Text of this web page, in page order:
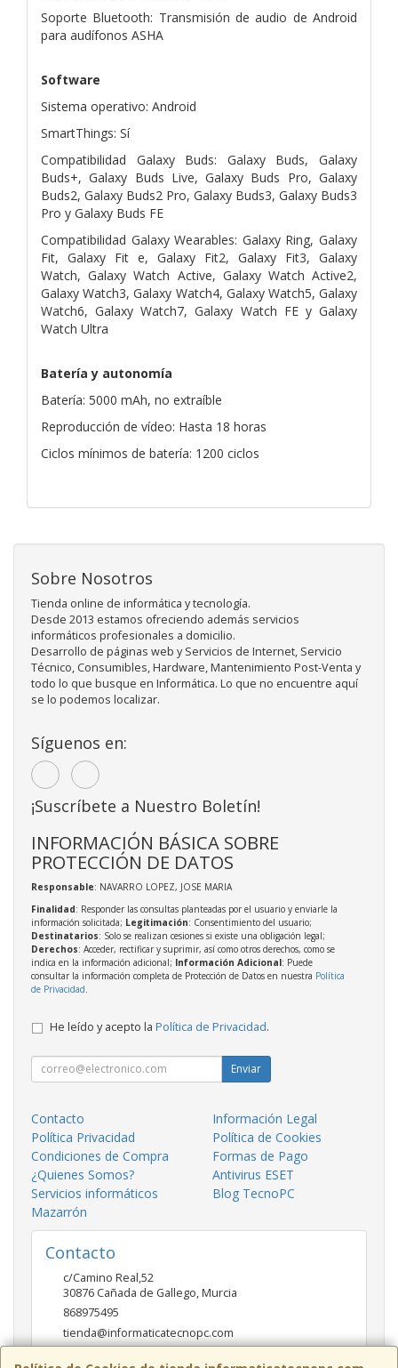
Soporte Bluetooth: Transmisión de audio de Android
para audífonos ASHA
Software
Sistema operativo: Android
SmartThings: Sí
Compatibilidad Galaxy Buds: Galaxy Buds, Galaxy
Buds+, Galaxy Buds Live, Galaxy Buds Pro, Galaxy
Buds2, Galaxy Buds2 Pro, Galaxy Buds3, Galaxy Buds3
Pro y Galaxy Buds FE
Compatibilidad Galaxy Wearables: Galaxy Ring, Galaxy
Fit, Galaxy Fit e, Galaxy Fit2, Galaxy Fit3, Galaxy
Watch, Galaxy Watch Active, Galaxy Watch Active2,
Galaxy Watch3, Galaxy Watch4, Galaxy Watch5, Galaxy
Watch6, Galaxy Watch7, Galaxy Watch FE y Galaxy
Watch Ultra
Batería y autonomía
Batería: 5000 mAh, no extraíble
Reproducción de vídeo: Hasta 18 horas
Ciclos mínimos de batería: 1200 ciclos
Sobre Nosotros
Tienda online de informática y tecnología.
Desde 2013 estamos ofreciendo además servicios
informáticos profesionales a domicilio.
Desarrollo de páginas web y Servicios de Internet, Servicio
Técnico, Consumibles, Hardware, Mantenimiento Post-Venta y
todo lo que busque en Informática. Lo que no encuentre aquí
se lo podemos localizar.
Síguenos en:
¡Suscríbete a Nuestro Boletín!
INFORMACIÓN BÁSICA SOBRE
PROTECCIÓN DE DATOS
Responsable: NAVARRO LOPEZ, JOSE MARIA
Finalidad: Responder las consultas planteadas por el usuario y enviarle la
información solicitada; Legitimación: Consentimiento del usuario;
Destinatarios: Solo se realizan cesiones si existe una obligación legal;
Derechos: Acceder, rectificar y suprimir, así como otros derechos, como se
indica en la información adicional; Información Adicional: Puede
consultar la información completa de Protección de Datos en nuestra Política
de Privacidad
He leído y acepto la Política de Privacidad.
Enviar
Contacto
Información Legal
Política Privacidad
Política de Cookies
Condiciones de Compra
Formas de Pago
¿Quienes Somos?
Antivirus ESET
Servicios informáticos
Mazarrón
Blog TecnoPC
Contacto
c/Camino Real,52
30876 Cañada de Gallego,Murcia
868975495
tienda@informaticatecnopc.com